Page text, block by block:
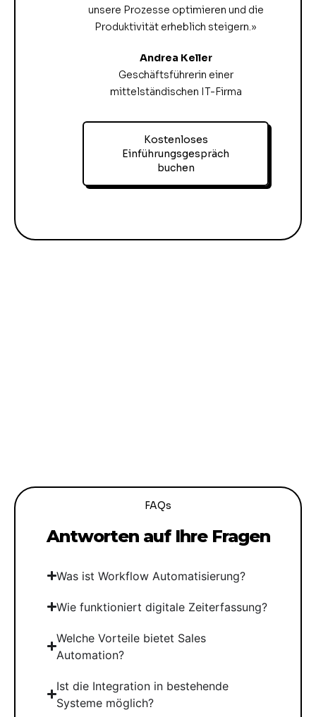
unsere Prozesse optimieren und die
Produktivität erheblich steigern.»
Andrea Keller
Geschäftsführerin einer
mittelständischen IT-Firma
Kostenloses
Einführungsgespräch
buchen
FAQs
Antworten auf Ihre Fragen
Was ist Workflow Automatisierung?
Wie funktioniert digitale Zeiterfassung?
Welche Vorteile bietet Sales
Automation?
Ist die Integration in bestehende
Systeme möglich?